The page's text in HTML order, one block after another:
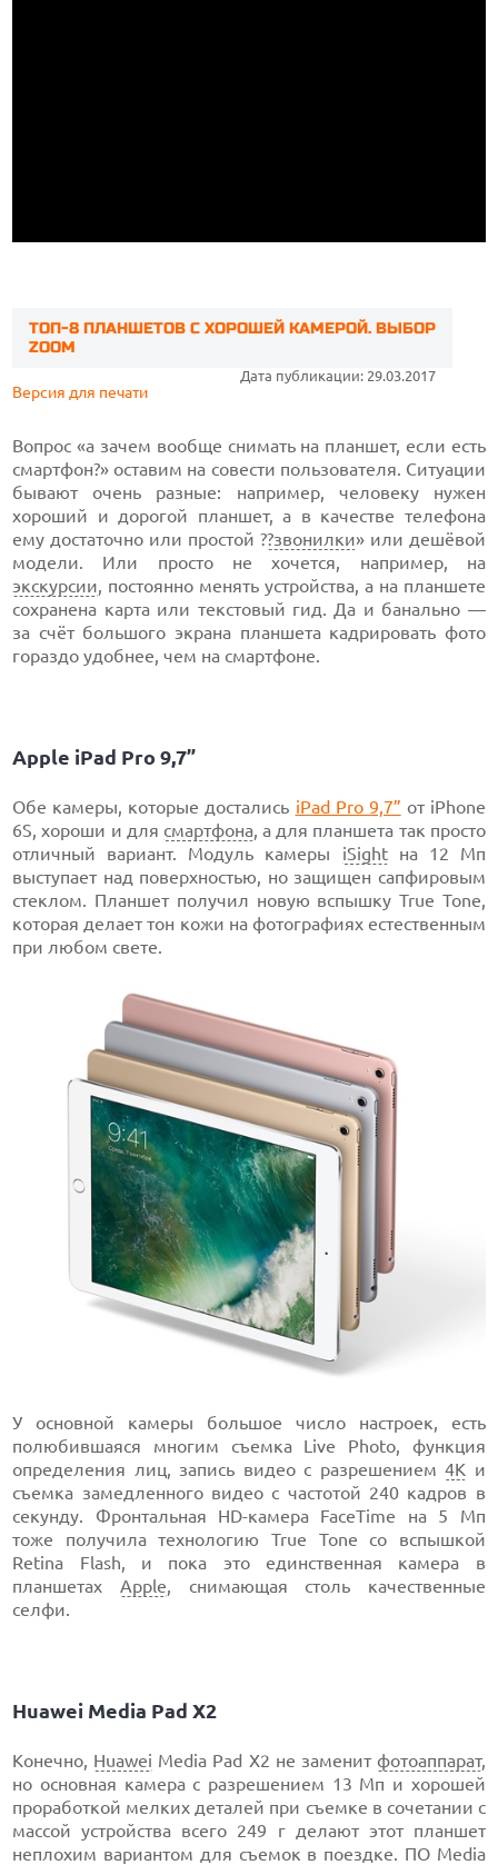
ТОП-8 ПЛАНШЕТОВ С ХОРОШЕЙ КАМЕРОЙ. ВЫБОР
ZOOM
Дата публикации: 29.03.2017
Версия для печати
Вопрос «а зачем вообще снимать на планшет, если есть
смартфон?» оставим на совести пользователя. Ситуации
бывают очень разные: например, человеку нужен
хороший и дорогой планшет, а в качестве телефона
ему достаточно или простой ??звонилки» или дешёвой
модели. Или просто не хочется, например, на
экскурсии, постоянно менять устройства, а на планшете
сохранена карта или текстовый гид. Да и банально —
за счёт большого экрана планшета кадрировать фото
гораздо удобнее, чем на смартфоне.
Apple iPad Pro 9,7”
Обе камеры, которые достались iPad Pro 9,7” от iPhone
6S, хороши и для смартфона, а для планшета так просто
отличный вариант. Модуль камеры iSightна 12 Мп
выступает над поверхностью, но защищен сапфировым
стеклом. Планшет получил новую вспышку True Tone,
которая делает тон кожи на фотографиях естественным
при любом свете.
У основной камеры большое число настроек, есть
полюбившаяся многим съемка Live Photo, функция
определения лиц, запись видео с разрешением4К и
съемка замедленного видео с частотой 240 кадров в
секунду. Фронтальная HD-камера FaceTime на 5 Мп
тоже получила технологию True Tone со вспышкой
Retina Flash, и пока это единственная камера в
планшетах Apple , снимающая столь качественные
селфи.
Huawei Media Pad X2
Конечно, Huawei Media Pad X2 не заменит фотоаппарат,
но основная камера с разрешением 13 Мп и хорошей
проработкой мелких деталей при съемке в сочетании с
массой устройства всего 249 г делают этот планшет
неплохим вариантом для съемок в поездке. ПО Media